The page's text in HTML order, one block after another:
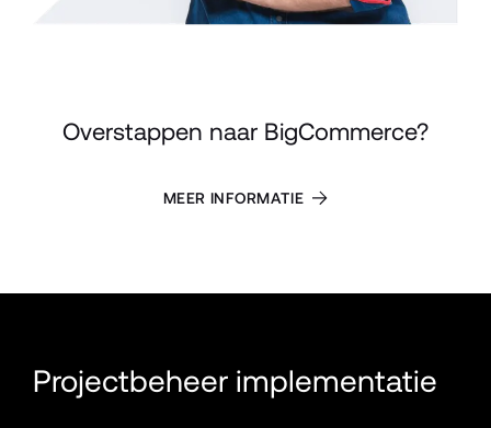
Overstappen naar BigCommerce?
MEER INFORMATIE
Projectbeheer implementatie